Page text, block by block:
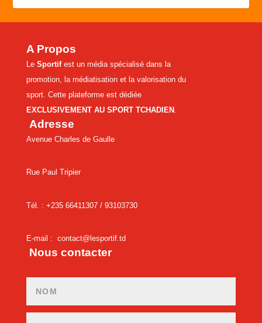
A Propos
Le Sportifest un média spécialisé dans la
promotion, la médiatisation et la valorisation du
sport. Cette plateforme est dédiée
EXCLUSIVEMENT AU SPORT TCHADIEN
Adresse
Avenue Charles de Gaulle
Rue Paul Tripier
Tél. : +235 66411307 / 93103730
E-mail : contact@lesportif.td
Nous contacter